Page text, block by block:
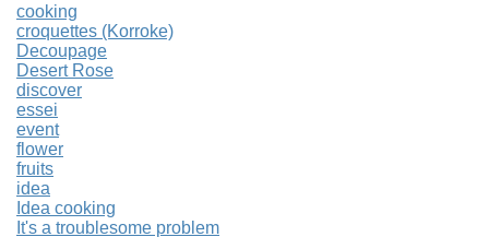
cooking
croquettes (Korroke)
Decoupage
Desert Rose
discover
essei
event
flower
fruits
idea
Idea cooking
It's a troublesome problem